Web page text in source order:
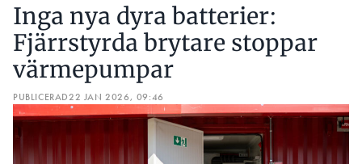
Inga nya dyra batterier:
Fjärrstyrda brytare stoppar
värmepumpar
PUBLICERAD22 JAN 2026, 09:46